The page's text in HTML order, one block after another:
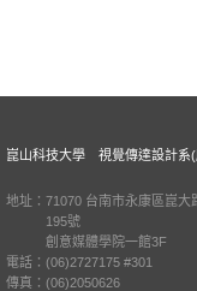
崑山科技大學 視覺傳達設計系(
地址：71070 台南市永康區崑大
195號
創意媒體學院一館3F
電話：(06)2727175 #301
傳真：(06)2050626